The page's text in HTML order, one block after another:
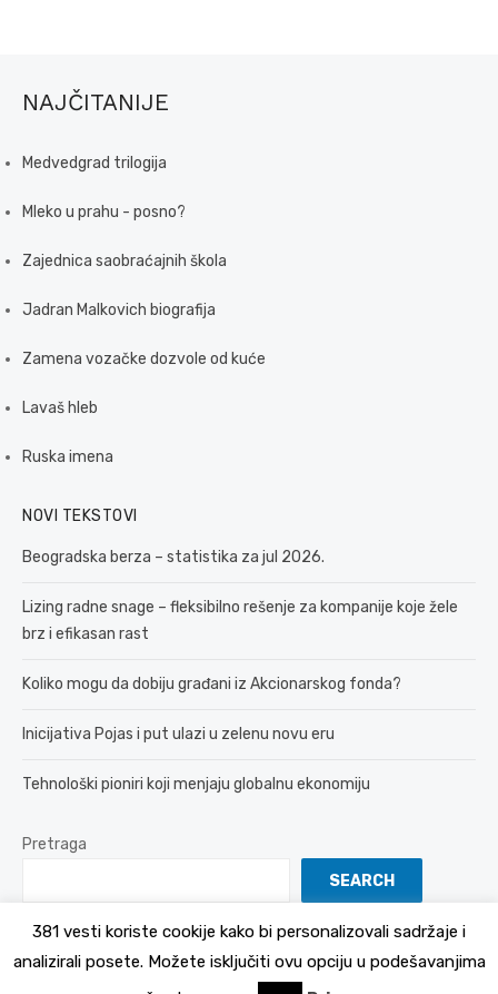
NAJČITANIJE
Medvedgrad trilogija
Mleko u prahu - posno?
Zajednica saobraćajnih škola
Jadran Malkovich biografija
Zamena vozačke dozvole od kuće
Lavaš hleb
Ruska imena
NOVI TEKSTOVI
Beogradska berza – statistika za jul 2026.
Lizing radne snage – fleksibilno rešenje za kompanije koje žele
brz i efikasan rast
Koliko mogu da dobiju građani iz Akcionarskog fonda?
Inicijativa Pojas i put ulazi u zelenu novu eru
Tehnološki pioniri koji menjaju globalnu ekonomiju
Pretraga
SEARCH
Politika Privatnosti
381 vesti koriste cookije kako bi personalizovali sadržaje i
analizirali posete. Možete isključiti ovu opciju u podešavanjima